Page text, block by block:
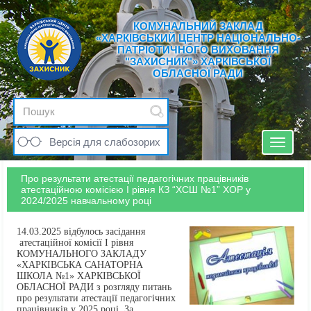
КОМУНАЛЬНИЙ ЗАКЛАД
«ХАРКІВСЬКИЙ ЦЕНТР НАЦІОНАЛЬНО-
ПАТРІОТИЧНОГО ВИХОВАННЯ
"ЗАХИСНИК"» ХАРКІВСЬКОЇ
ОБЛАСНОЇ РАДИ
Версія для слабозорих
Toggle
Про результати атестації педагогічних працівників
атестаційною комісією І рівня КЗ “ХСШ №1” ХОР у
2024/2025 навчальному році
14.03.2025 відбулось засідання
атестаційної комісії І рівня
КОМУНАЛЬНОГО ЗАКЛАДУ
«ХАРКІВСЬКА САНАТОРНА
ШКОЛА №1» ХАРКІВСЬКОЇ
ОБЛАСНОЇ РАДИ з розгляду питань
про результати атестації педагогічних